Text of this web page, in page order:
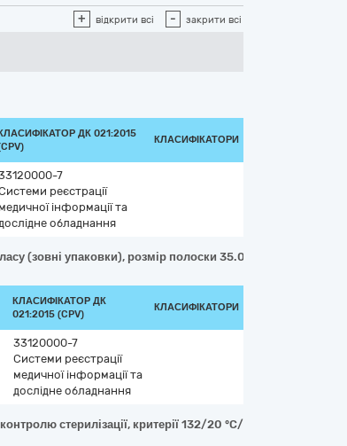
+ відкрити всі - закрити всі
ДК 021:2015
КЛАСИФІКАТОРИ
7
реєстрації
медичної інформації та
обладнання
(зовні упаковки), розмір полоски 35.0 x 10.0 x 1.0 мм.
КЛАСИФІКАТОР ДК
021:2015 (CPV)
КЛАСИФІКАТОРИ
33120000-7
Системи реєстрації
медичної інформації та
дослідне обладнання
стерилізації, критерії 132/20 °C/хв, розмір